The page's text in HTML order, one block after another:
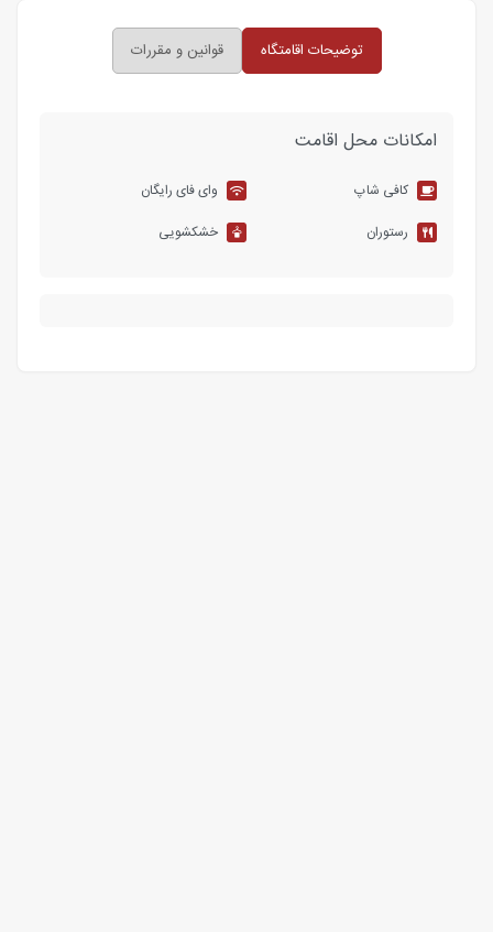
توضیحات اقامتگاه قوانین و مقررات
امکانات محل اقامت
کافی شاپ
وای فای رایگان
رستوران
خشکشویی